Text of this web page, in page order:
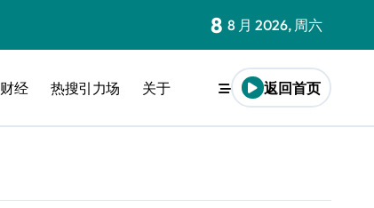
8 8 月 2026, 周六
财经 热搜引力场 关于 返回首页